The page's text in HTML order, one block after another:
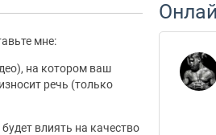
мне:
на котором ваш
речь (только
влиять на качество